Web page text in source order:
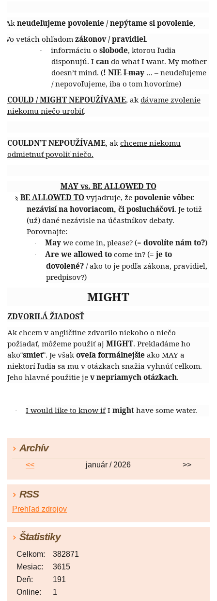
Ak neudeľujeme povolenie / nepýtame si povolenie,
Vo vetách ohľadom zákonov / pravidiel.
· informáciu o slobode, ktorou ľudia
disponujú. I can do what I want. My mother
doesn’t mind. (! NIE I may … – neudeľujeme
/ nepovoľujeme, iba o tom hovoríme)
COULD / MIGHT NEPOUŽÍVAME, ak dávame zvolenie
niekomu niečo urobiť.
COULDN’T NEPOUŽÍVAME, ak chceme niekomu
odmietnuť povoliť niečo.
MAY vs. BE ALLOWED TO
§ BE ALLOWED TO vyjadruje, že povolenie vôbec
nezávisí na hovoriacom, či poslucháčovi. Je totiž
(už) dané nezávisle na účastníkov debaty.
Porovnajte:
· May we come in, please? (= dovolíte nám to?)
· Are we allowed to come in? (= je to
dovolené? / ako to je podľa zákona, pravidiel,
predpisov?)
MIGHT
ZDVORILÁ ŽIADOSŤ
Ak chcem v angličtine zdvorilo niekoho o niečo
požiadať, môžeme použiť aj MIGHT. Prekladáme ho
ako“smieť“. Je však oveľa formálnejšie ako MAY a
niektorí ľudia sa mu v otázkach snažia vyhnúť celkom.
Jeho hlavné použitie je v nepriamych otázkach.
· I would like to know if I might have some water.
Archív
<< január / 2026 >>
RSS
Prehľad zdrojov
Štatistiky
Online: 1
Celkom:
382871
Mesiac:
3615
Deň:
191